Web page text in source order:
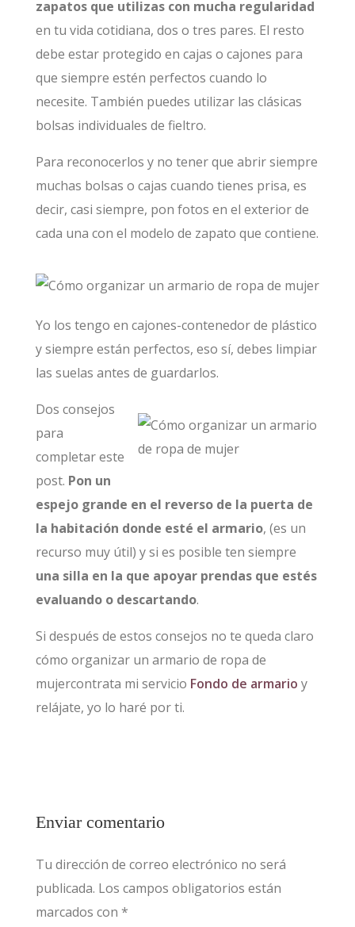
zapatos que utilizas con mucha regularidad
en tu vida cotidiana, dos o tres pares. El resto
debe estar protegido en cajas o cajones para
que siempre estén perfectos cuando lo
necesite. También puedes utilizar las clásicas
bolsas individuales de fieltro.
Para reconocerlos y no tener que abrir siempre
muchas bolsas o cajas cuando tienes prisa, es
decir, casi siempre, pon fotos en el exterior de
cada una con el modelo de zapato que contiene.
Yo los tengo en cajones-contenedor de plástico
y siempre están perfectos, eso sí, debes limpiar
las suelas antes de guardarlos.
Dos consejos
para
completar este
post. Pon un
espejo grande en el reverso de la puerta de
la habitación donde esté el armario, (es un
recurso muy útil) y si es posible ten siempre
una silla en la que apoyar prendas que estés
evaluando o descartando.
Si después de estos consejos no te queda claro
cómo organizar un armario de ropa de
mujercontrata mi servicio Fondo de armario y
relájate, yo lo haré por ti.
Enviar comentario
Tu dirección de correo electrónico no será
publicada. Los campos obligatorios están
marcados con *